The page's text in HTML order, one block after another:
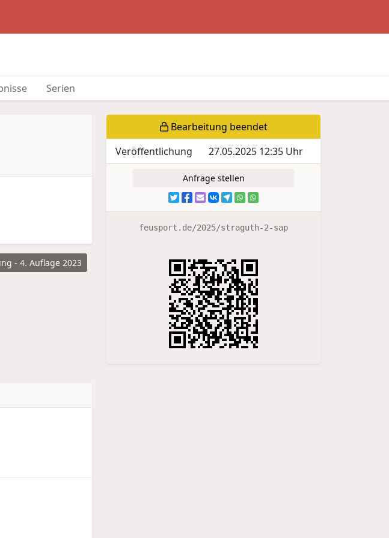
Serien
- 4. Auflage 2023
Bearbeitung beendet
Veröffentlichung
27.05.2025 12:35 Uhr
Anfrage stellen
feusport.de/2025/straguth-2-sap